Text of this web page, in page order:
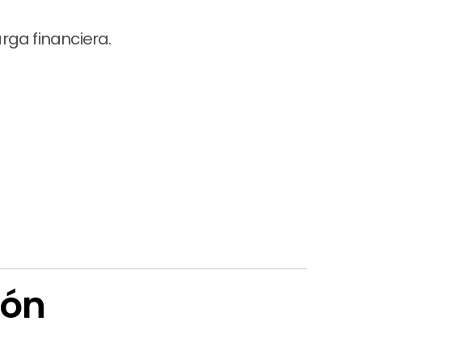
financiera.